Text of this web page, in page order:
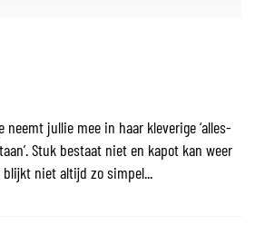
jullie mee in haar kleverige ‘alles-
Stuk bestaat niet en kapot kan weer
blijkt niet altijd zo simpel...